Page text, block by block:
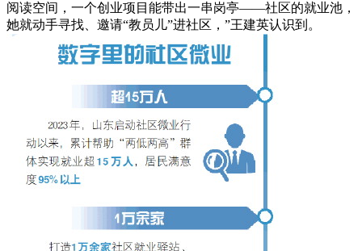
阅读空间，一个创业项目能带出一串岗亭——社区的就业池，
她就动手寻找、邀请“教员儿”进社区，”王建英认识到。